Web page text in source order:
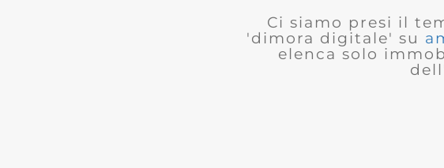
Ci siamo presi il
'dimora digitale' su
elenca solo